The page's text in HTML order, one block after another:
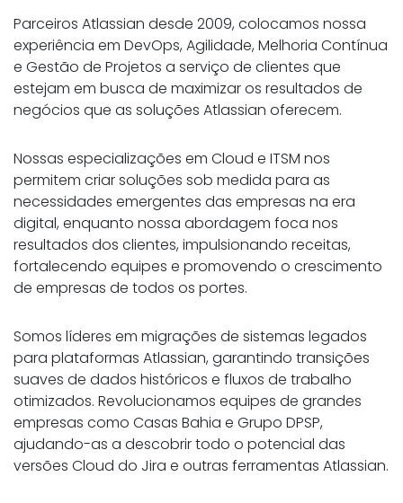
Parceiros Atlassian desde 2009, colocamos nossa
experiência em DevOps, Agilidade, Melhoria Contínua
e Gestão de Projetos a serviço de clientes que
estejam em busca de maximizar os resultados de
negócios que as soluções Atlassian oferecem.
Nossas especializações em Cloud e ITSM nos
permitem criar soluções sob medida para as
necessidades emergentes das empresas na era
digital, enquanto nossa abordagem foca nos
resultados dos clientes, impulsionando receitas,
fortalecendo equipes e promovendo o crescimento
de empresas de todos os portes.
Somos líderes em migrações de sistemas legados
para plataformas Atlassian, garantindo transições
suaves de dados históricos e fluxos de trabalho
otimizados. Revolucionamos equipes de grandes
empresas como Casas Bahia e Grupo DPSP,
ajudando-as a descobrir todo o potencial das
versões Cloud do Jira e outras ferramentas Atlassian.